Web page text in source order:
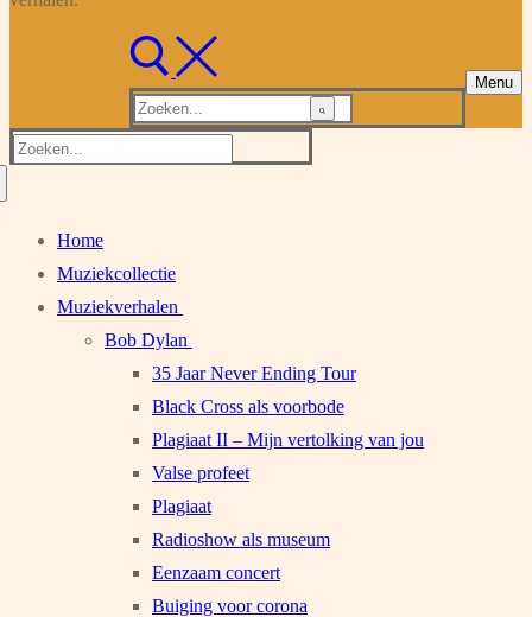
Zoeken
naar:
Menu
Zoeken
Home
Muziekcollectie
Muziekverhalen
Bob Dylan
35 Jaar Never Ending Tour
Black Cross als voorbode
Plagiaat II – Mijn vertolking van jou
Valse profeet
Plagiaat
Radioshow als museum
Eenzaam concert
Buiging voor corona